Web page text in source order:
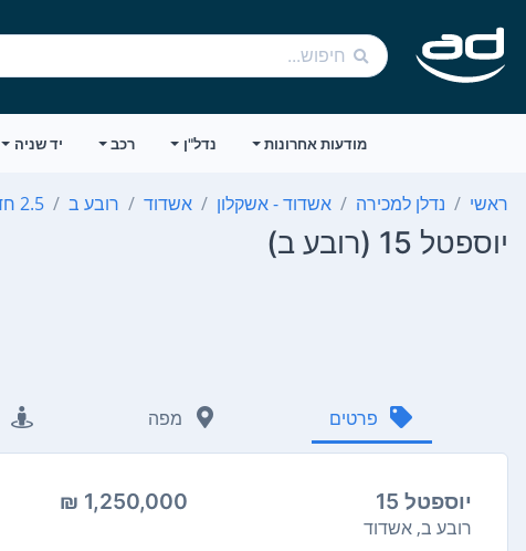
מודעות אחרונות נדל"ן רכב יד שניה
ראשי נדלן למכירה אשדוד - אשקלון אשדוד רובע ב 2.5 חדרים
יוספטל 15 (רובע ב)
פרטים מפה
יוספטל 15 1,250,000 ₪
רובע ב, אשדוד